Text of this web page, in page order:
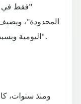
"فقط في
المحدودة"،
اليومية وبسبب أنهم في أدنى السلم الوظيفي للدولة".
ومنذ سنوات،